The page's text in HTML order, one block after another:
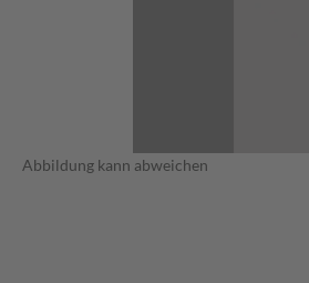
Abbildung kann abweichen